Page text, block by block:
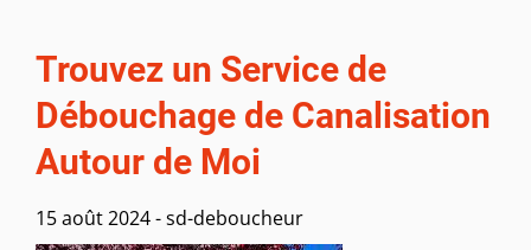
Trouvez un Service de
Débouchage de Canalisation
Autour de Moi
15 août 2024-sd-deboucheur